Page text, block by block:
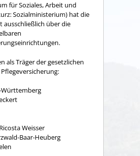
für Soziales, Arbeit und
Sozialministerium) hat die
ausschließlich über die
als Träger der gesetzlichen
Württemberg
Weisser
Baar-Heuberg